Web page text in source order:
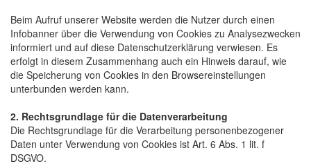
Beim Aufruf unserer Website werden die Nutzer durch einen
Infobanner über die Verwendung von Cookies zu Analysezwecken
informiert und auf diese Datenschutzerklärung verwiesen. Es
erfolgt in diesem Zusammenhang auch ein Hinweis darauf, wie
die Speicherung von Cookies in den Browsereinstellungen
unterbunden werden kann.
2. Rechtsgrundlage für die Datenverarbeitung
Die Rechtsgrundlage für die Verarbeitung personenbezogener
Daten unter Verwendung von Cookies ist Art. 6 Abs. 1 lit. f
DSGVO.